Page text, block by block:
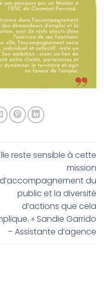
reste sensible à cette
mission
d’accompagnement du
public et la diversité
d’actions que cela
» Sandie Garrido
– Assistante d’agence